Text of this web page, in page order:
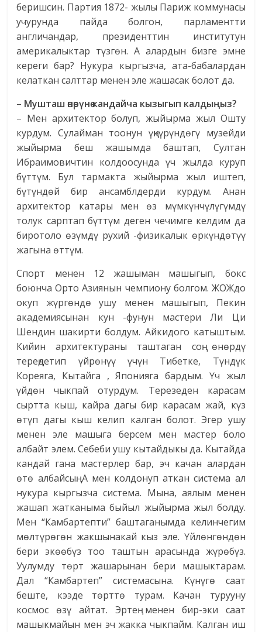
беришсин. Партия 1872- жылы Париж коммунасы
учурунда пайда болгон, парламентти
англичандар, президенттин институтун
америкалыктар түзгөн. А алардын бизге эмне
кереги бар? Нукура кыргызча, ата-бабалардан
келаткан салттар менен эле жашасак болот да.
– Мушташ өнөрүнө кандайча кызыгып калдыңыз?
– Мен архитектор болуп, жыйырма жыл Ошту
курдум. Сулайман тоонун үңкүрүндөгү музейди
жыйырма беш жашымда баштап, Султан
Ибраимовичтин колдоосунда үч жылда куруп
бүттүм. Бул тармакта жыйырма жыл иштеп,
бүтүндөй бир ансамблдерди курдум. Анан
архитектор катары мен өз мүмкүнчүлүгүмдү
толук сарптап бүттүм деген чечимге келдим да
биротоло өзүмдү рухий -физикалык өркүндөтүү
жагына өттүм.
Спорт менен 12 жашыман машыгып, бокс
боюнча Орто Азиянын чемпиону болгом. ЖОЖдо
окуп жүргөндө ушу менен машыгып, Пекин
академиясынан кун -фунун мастери Ли Ци
Шендин шакирти болдум. Айкидого катыштым.
Кийин архитектураны таштаган соң өнөрдү
тереңдетип үйрөнүү үчүн Тибетке, Түндүк
Кореяга, Кытайга , Японияга бардым. Үч жыл
үйдөн чыкпай отурдум. Терезеден карасам
сыртта кыш, кайра дагы бир карасам жай, күз
өтүп дагы кыш келип калган болот. Эгер ушу
менен эле машыга берсем мен мастер боло
албайт элем. Себеби ушу кытайдыкы да. Кытайда
кандай гана мастерлер бар, эч качан алардан
өтө албайсың. А мен колдонуп аткан система ал
нукура кыргызча система. Мына, аялым менен
жашап жатканыма быйыл жыйырма жыл болду.
Мен “Камбартепти” баштаганымда келинчегим
мөлтүрөгөн жакшынакай кыз эле. Үйлөнгөндөн
бери экөөбүз тоо таштын арасында жүрөбүз.
Уулумду төрт жашарынан бери машыктарам.
Дал “Камбартеп” системасына. Күнүгө саат
беште, кээде төрттө турам. Качан турууну
космос өзү айтат. Эртең менен бир-эки саат
машыкмайын мен эч жакка чыкпайм. Калган иш